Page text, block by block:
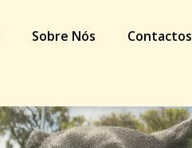
Sobre Nós Contactos